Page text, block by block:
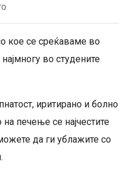
кое се среќаваме во
во студените
иритирано и болно
печење се најчестите
да ги ублажите со